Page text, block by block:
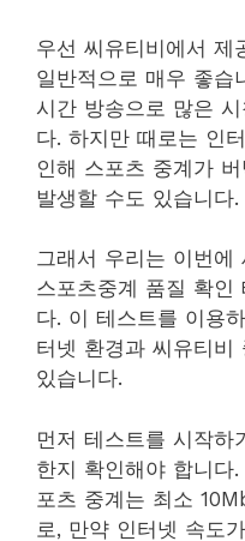
우선 씨유티비에서 제
일반적으로 매우 좋습
시간 방송으로 많은
다. 하지만 때로는 인
인해 스포츠 중계가
발생할 수도 있습니다.
그래서 우리는 이번에
스포츠중계 품질 확인
다. 이 테스트를 이용
터넷 환경과 씨유티비
있습니다.
먼저 테스트를 시작하
한지 확인해야 합니다
포츠 중계는 최소
로, 만약 인터넷 속도